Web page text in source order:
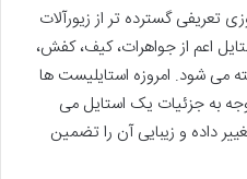
تعریفی گسترده تر از زیورآلات
اعم از جواهرات، کیف، کفش،
شود. امروزه استایلیست ها
به جزئیات یک استایل می
داده و زیبایی آن را تضمین